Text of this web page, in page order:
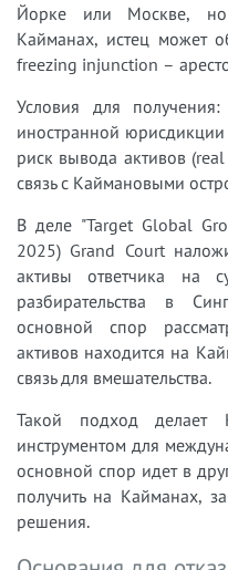
Йорке или Москве,
Кайманах, истец может
freezing injunction –
Условия для
иностранной
риск вывода активов
связь с Каймановыми
В деле "Target Global
2025) Grand Court
активы ответчика на
разбирательства в
основной спор
активов находится на
связь для вмешательства.
Такой подход делает
инструментом для
основной спор идет в
получить на Кайманах,
решения.